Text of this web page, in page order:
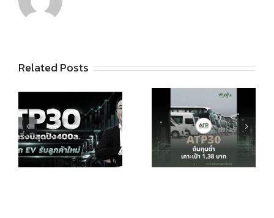
Related Posts
ATP30
ต้นทุนต่ำ
เดินเกมเพิ่ม
อีวี เคาะเป้า
ATP30 ขึ้น
แท่นหุ้น
ESG อีวี
100 คัน
สร้างอัพ